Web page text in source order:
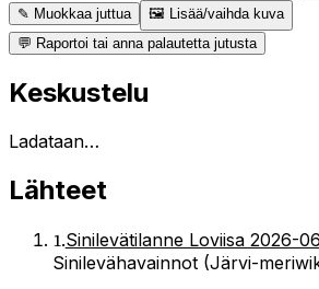
✎ Muokkaa juttua
🖼 Lisää/vaihda kuva
💬 Raportoi tai anna palautetta jutusta
Keskustelu
Ladataan…
Lähteet
1.Sinilevätilanne Loviisa 2026-
Sinilevähavainnot (Järvi-